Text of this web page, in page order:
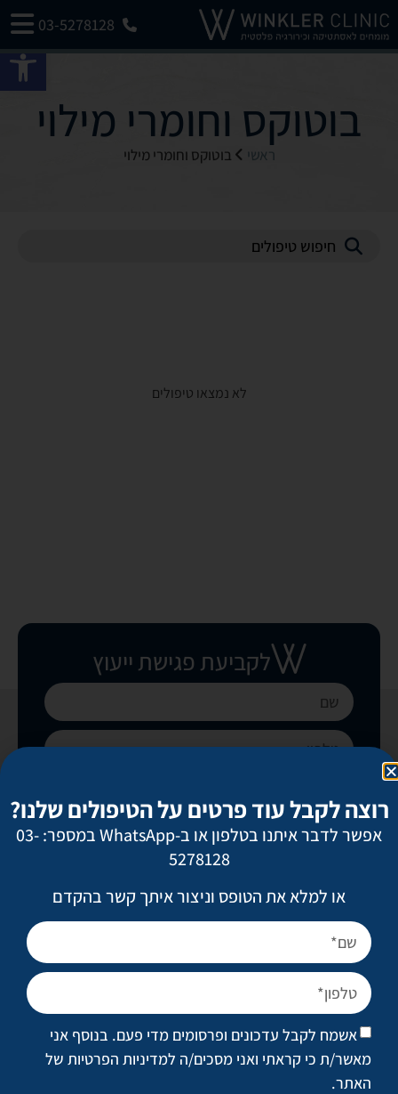
03-5278128
בוטוקס וחומרי מילוי
ראשי בוטוקס וחומרי מילוי
לא נמצאו טיפולים
לקביעת פגישת ייעוץ
אשמח לקבל עדכונים ופרסומים מדי פעם. בנוסף
אני מאשר/ת כי קראתי ואני מסכים/ה
ניתוחים פופולריים
מתיחת פנים
ניתוח אף
הגדלת חזה
רוצה לקבל עוד פרטים על הטיפולים שלנו?
אפשר לדבר איתנו בטלפון או ב-WhatsApp במספר: 03-
5278128
או למלא את הטופס וניצור איתך קשר בהקדם
אשמח לקבל עדכונים ופרסומים מדי פעם. בנוסף אני
מאשר/ת כי קראתי ואני מסכים/ה למדיניות הפרטיות של
האתר.